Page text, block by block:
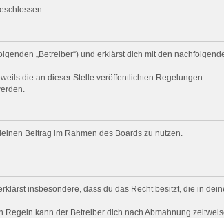
„Betreiber“) und erklärst dich mit den
die an dieser Stelle veröffentlichten Regelungen.
Beitrag im Rahmen des Boards zu nutzen.
insbesondere, dass du das Recht besitzt, die in
kann der Betreiber dich nach Abmahnung